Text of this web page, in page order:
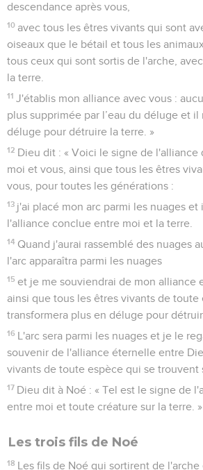
descendance après vous,
10 avec tous les êtres vivants qui sont
oiseaux que le bétail et tous les
tous ceux qui sont sortis de l'arche,
la terre.
11 J'établis mon alliance avec vous :
plus supprimée par l’eau du déluge et il
déluge pour détruire la terre. »
12 Dieu dit : « Voici le signe de l'alliance
moi et vous, ainsi que tous les êtres
vous, pour toutes les générations :
13 j'ai placé mon arc parmi les nuages et
l'alliance conclue entre moi et la terre.
14 Quand j'aurai rassemblé des nuages
l'arc apparaîtra parmi les nuages
15 et je me souviendrai de mon alliance
ainsi que tous les êtres vivants de toute
transformera plus en déluge pour
16 L'arc sera parmi les nuages et je le
souvenir de l'alliance éternelle entre
vivants de toute espèce qui se trouvent
17 Dieu dit à Noé : « Tel est le signe de
entre moi et toute créature sur la terre. »
Les trois fils de Noé
18 Les fils de Noé qui sortirent de l'arche